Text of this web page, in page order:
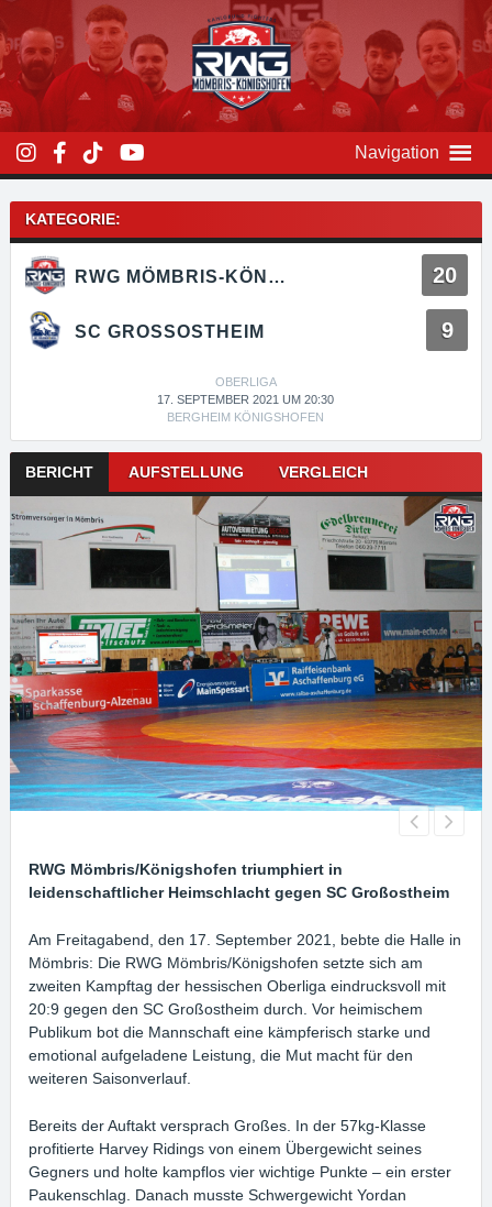
Inhalt
überspringen
Navigation
KATEGORIE:
RWG MÖMBRIS-KÖNIGSHOFEN 20
SC GROSSOSTHEIM 9
OBERLIGA
17. SEPTEMBER 2021 UM 20:30
BERGHEIM KÖNIGSHOFEN
BERICHT AUFSTELLUNG VERGLEICH
RWG Mömbris/Königshofen triumphiert in
leidenschaftlicher Heimschlacht gegen SC Großostheim
Am Freitagabend, den 17. September 2021, bebte die Halle in
Mömbris: Die RWG Mömbris/Königshofen setzte sich am
zweiten Kampftag der hessischen Oberliga eindrucksvoll mit
20:9 gegen den SC Großostheim durch. Vor heimischem
Publikum bot die Mannschaft eine kämpferisch starke und
emotional aufgeladene Leistung, die Mut macht für den
weiteren Saisonverlauf.
Bereits der Auftakt versprach Großes. In der 57kg-Klasse
profitierte Harvey Ridings von einem Übergewicht seines
Gegners und holte kampflos vier wichtige Punkte – ein erster
Paukenschlag. Danach musste Schwergewicht Yordan
Kampfnavigation